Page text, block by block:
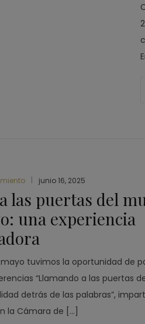
junio 16, 2025
las puertas del
una experiencia
tuvimos la oportunidad de
“Llamando a las puertas
detrás de las palabras”,
la Cámara de […]